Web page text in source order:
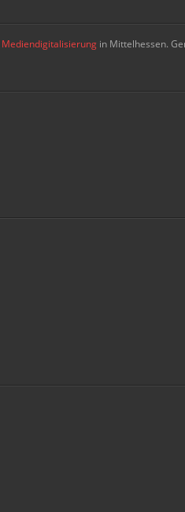
Mediendigitalisierung in Mittelhessen.